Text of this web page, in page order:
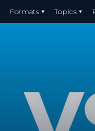
Formats Topics